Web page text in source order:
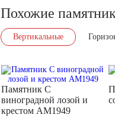
Похожие
Вертикальные
Памятник С
виноградной лозой и
крестом AM1949